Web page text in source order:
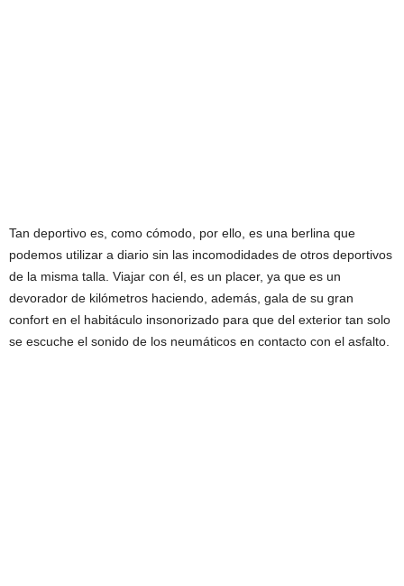
Tan deportivo es, como cómodo, por ello, es una berlina que
podemos utilizar a diario sin las incomodidades de otros deportivos
de la misma talla. Viajar con él, es un placer, ya que es un
devorador de kilómetros haciendo, además, gala de su gran
confort en el habitáculo insonorizado para que del exterior tan solo
se escuche el sonido de los neumáticos en contacto con el asfalto.